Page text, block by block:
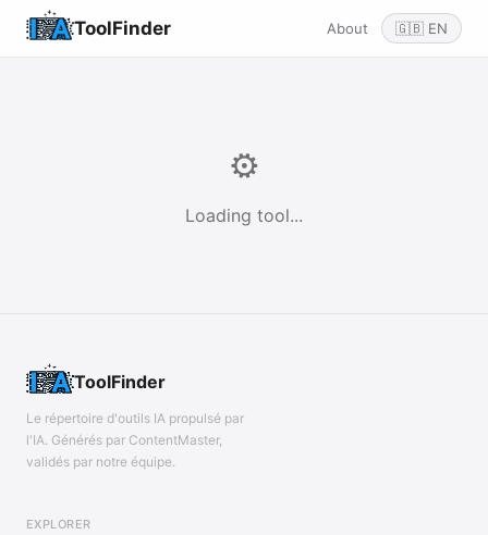
ToolFinder About 🇬🇧 EN
⚙️
Loading tool...
ToolFinder
Le répertoire d'outils IA propulsé par
l'IA. Générés par ContentMaster,
validés par notre équipe.
EXPLORER